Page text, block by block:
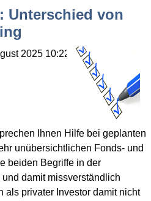
Unterschied von
2025 10:22 Geschrieben
Ihnen Hilfe bei geplanten
unübersichtlichen Fonds- und
beiden Begriffe in der
damit missverständlich
als privater Investor damit nicht